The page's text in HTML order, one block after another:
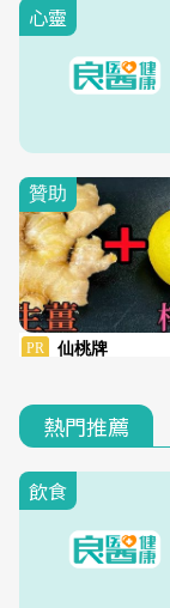
心靈
熱門推薦
飲食